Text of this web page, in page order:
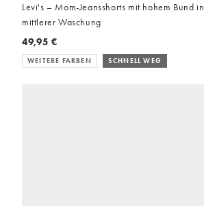
Levi's – Mom-Jeansshorts mit hohem Bund in
mittlerer Waschung
49,95 €
WEITERE FARBEN SCHNELL WEG